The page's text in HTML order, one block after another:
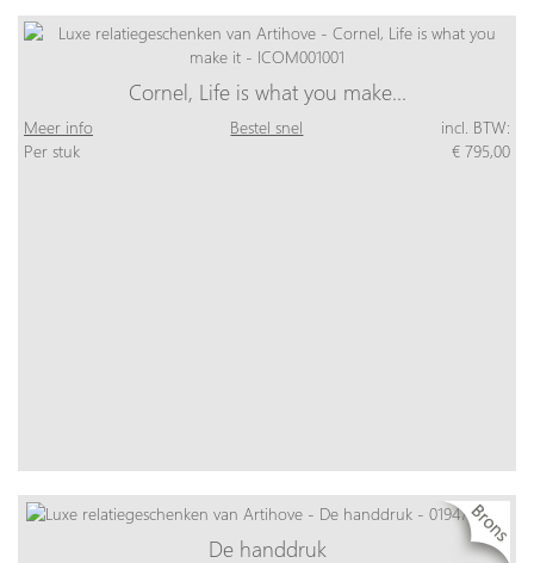
Cornel, Life is what you make…
Meer info Bestel snel
incl. BTW:
Per stuk
€ 795,00
De handdruk